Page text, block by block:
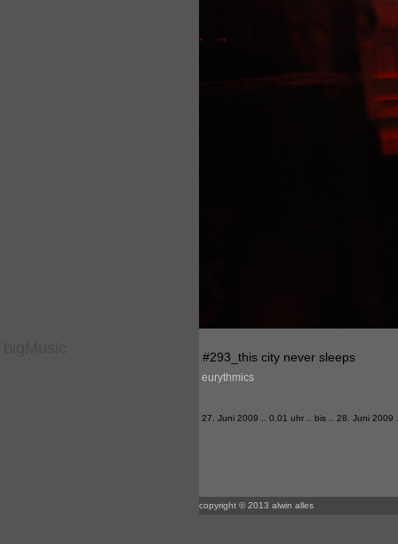
#293_this city never sleeps
eurythmics
27. Juni 2009 .. 0.01 uhr .. bis .. 28. Juni 2009
copyright © 2013 alwin alles